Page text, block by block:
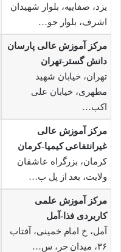
یزد، صفاییه، بلوار شهیدان
اشرف، بلوار جو…
مرکز آموزش عالی پارسان
دانش گستر-تهران
تهران، خیابان شهید
مطهری، خیابان علی
اکب…
مرکز آموزش عالی
غیرانتفاعی کیمیا-کرمان
کرمان، بزرگراه عاشقان
ولایت، بعد از پل ب…
مرکز آموزش علمی
کاربردی فذا-آمل
آمل، خ امام خمینی، آفتاب
۳۶، میدان حر، س…